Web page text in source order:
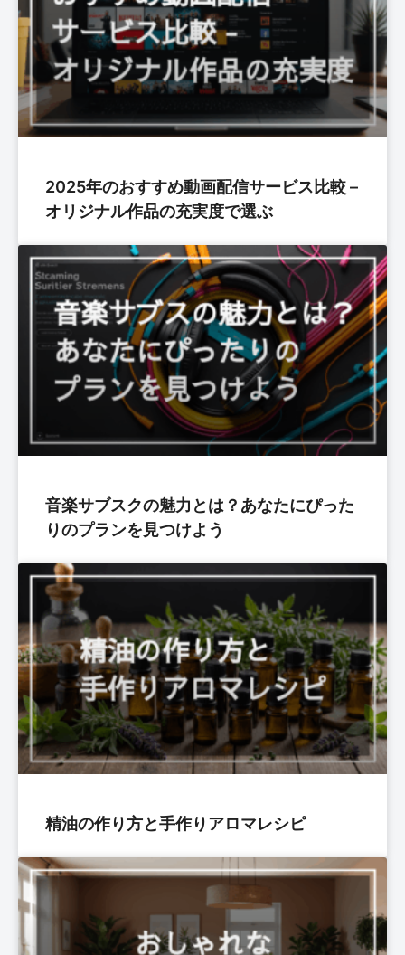
2025年のおすすめ動画配信サービス比較 –
オリジナル作品の充実度で選ぶ
音楽サブスクの魅力とは？あなたにぴった
りのプランを見つけよう
精油の作り方と手作りアロマレシピ